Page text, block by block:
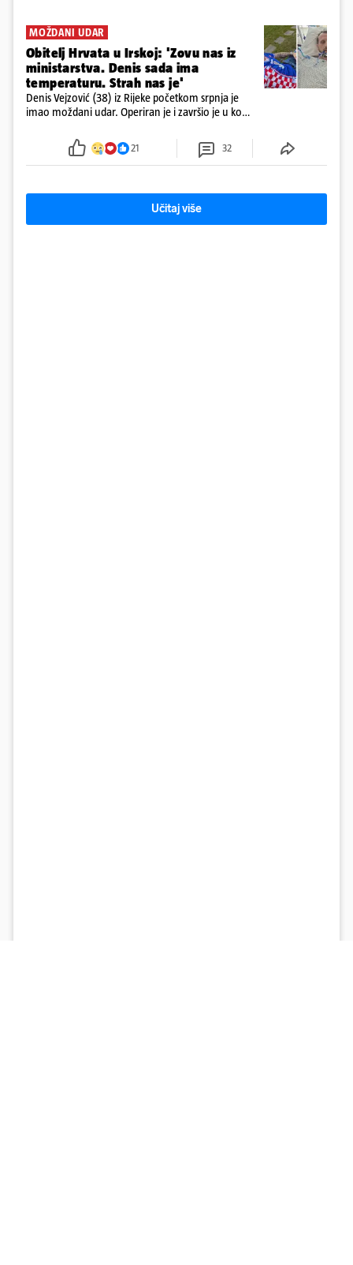
MOŽDANI UDAR
Obitelj Hrvata u Irskoj: 'Zovu nas iz
ministarstva. Denis sada ima
temperaturu. Strah nas je'
Denis Vejzović (38) iz Rijeke početkom srpnja je
imao moždani udar. Operiran je i završio je u komi.
tamošnji liječnici ne vjeruju u oporavak: 'Imamo
21 32
Učitaj više